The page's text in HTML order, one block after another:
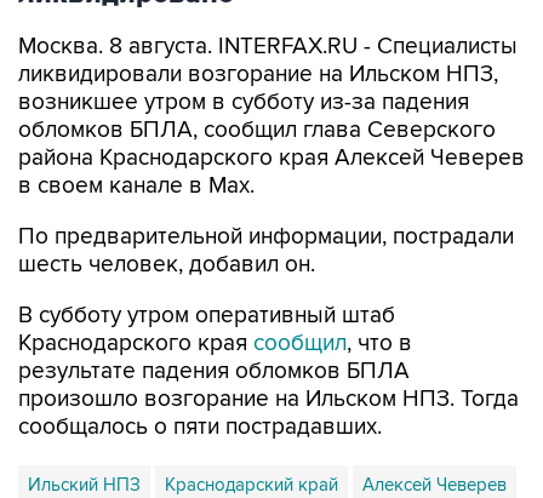
Москва. 8 августа. INTERFAX.RU - Специалисты
ликвидировали возгорание на Ильском НПЗ,
возникшее утром в субботу из-за падения
обломков БПЛА, сообщил глава Северского
района Краснодарского края Алексей Чеверев
в своем канале в Max.
По предварительной информации, пострадали
шесть человек, добавил он.
В субботу утром оперативный штаб
Краснодарского края сообщил, что в
результате падения обломков БПЛА
произошло возгорание на Ильском НПЗ. Тогда
сообщалось о пяти пострадавших.
Ильский НПЗ Краснодарский край Алексей Чеверев